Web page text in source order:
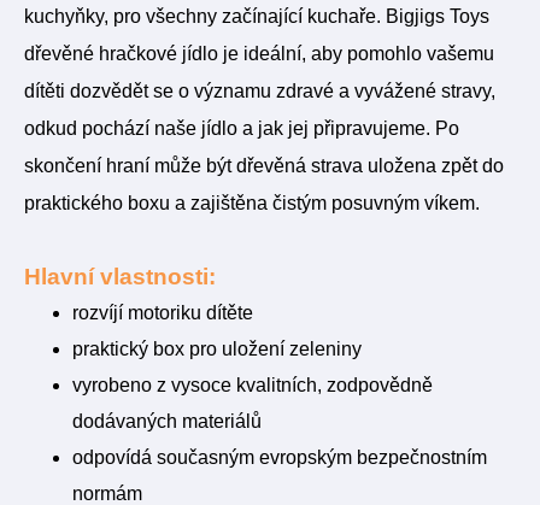
kuchyňky, pro všechny začínající kuchaře. Bigjigs Toys
dřevěné hračkové jídlo je ideální, aby pomohlo vašemu
dítěti dozvědět se o významu zdravé a vyvážené stravy,
odkud pochází naše jídlo a jak jej připravujeme. Po
skončení hraní může být dřevěná strava uložena zpět do
praktického boxu a zajištěna čistým posuvným víkem.
Hlavní vlastnosti:
rozvíjí motoriku dítěte
praktický box pro uložení zeleniny
vyrobeno z vysoce kvalitních, zodpovědně
dodávaných materiálů
odpovídá současným evropským bezpečnostním
normám